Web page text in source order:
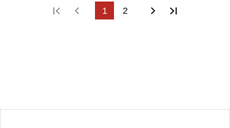
First pagePrevious page
1 2 Next page